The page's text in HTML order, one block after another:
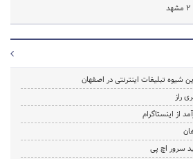
شیوه تبلیغات اینترنتی در اصفهان
راز
از اینستاگرام